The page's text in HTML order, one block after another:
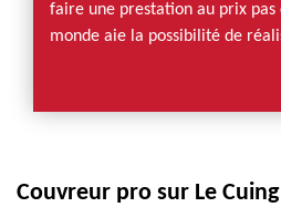
faire une prestation au prix
monde aie la possibilité de
Couvreur pro sur Le Cuing